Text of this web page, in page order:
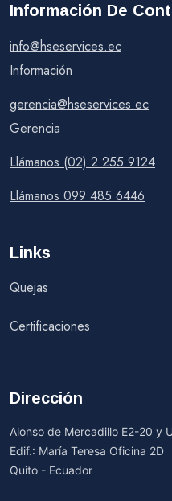
Información De
info@hseservices.ec
Información
gerencia@hseservices.ec
Gerencia
Llámanos (02) 2 255 9124
Llámanos 099 485 6446
Links
Quejas
Certificaciones
Dirección
Alonso de Mercadillo E2-20 y
Edif.: María Teresa Oficina 2D
Quito - Ecuador